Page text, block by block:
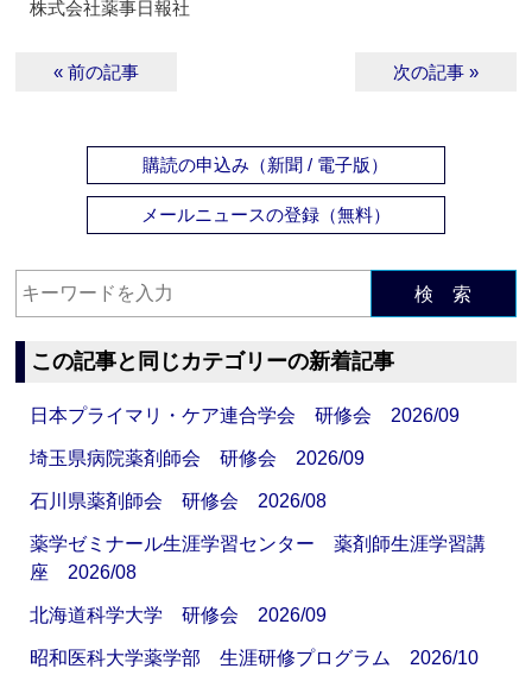
株式会社薬事日報社
« 前の記事 次の記事 »
購読の申込み（新聞 / 電子版）
メールニュースの登録（無料）
検 索
この記事と同じカテゴリーの新着記事
日本プライマリ・ケア連合学会 研修会 2026/09
埼玉県病院薬剤師会 研修会 2026/09
石川県薬剤師会 研修会 2026/08
薬学ゼミナール生涯学習センター 薬剤師生涯学習講
座 2026/08
北海道科学大学 研修会 2026/09
昭和医科大学薬学部 生涯研修プログラム 2026/10